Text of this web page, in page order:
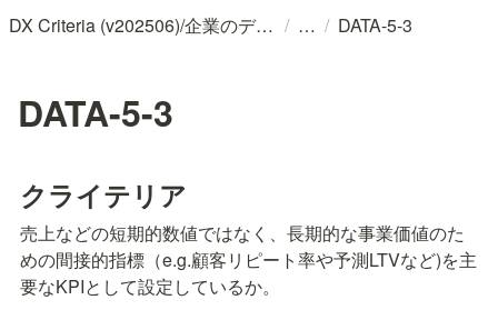
DX Criteria (v202506)/企業のデジタル化とソフトウェア活用のためのガイドライン / / DATA-5-3
DATA-5-3
クライテリア
売上などの短期的数値ではなく、長期的な事業価値のた
めの間接的指標（e.g.顧客リピート率や予測LTVなど)を主
要なKPIとして設定しているか。